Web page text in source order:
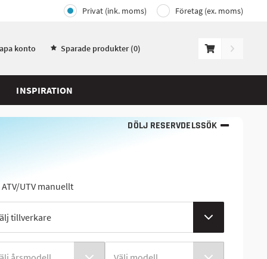
Privat (ink. moms) Företag (ex. moms)
konto Sparade produkter (0)
INSPIRATION
DÖLJ RESERVDELSSÖK
ATV/UTV manuellt